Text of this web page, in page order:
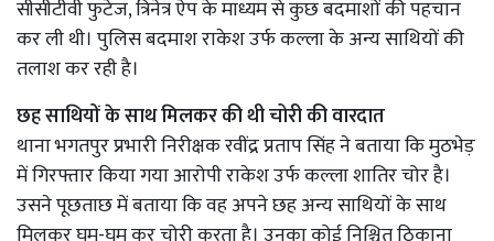
सीसीटीवी फुटेज, त्रिनेत्र ऐप के माध्यम से कुछ बदमाशों की पहचान
कर ली थी। पुलिस बदमाश राकेश उर्फ कल्ला के अन्य साथियों की
तलाश कर रही है।
छह साथियों के साथ मिलकर की थी चोरी की वारदात
थाना भगतपुर प्रभारी निरीक्षक रवींद्र प्रताप सिंह ने बताया कि मुठभेड़
में गिरफ्तार किया गया आरोपी राकेश उर्फ कल्ला शातिर चोर है।
उसने पूछताछ में बताया कि वह अपने छह अन्य साथियों के साथ